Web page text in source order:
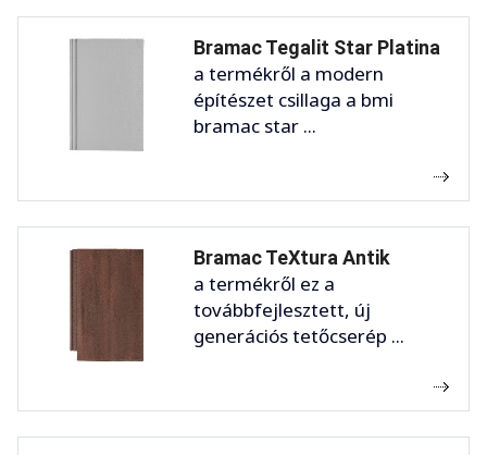
Bramac Tegalit Star Platina
a termékről a modern
építészet csillaga a bmi
bramac star ...
Bramac TeXtura Antik
a termékről ez a
továbbfejlesztett, új
generációs tetőcserép ...